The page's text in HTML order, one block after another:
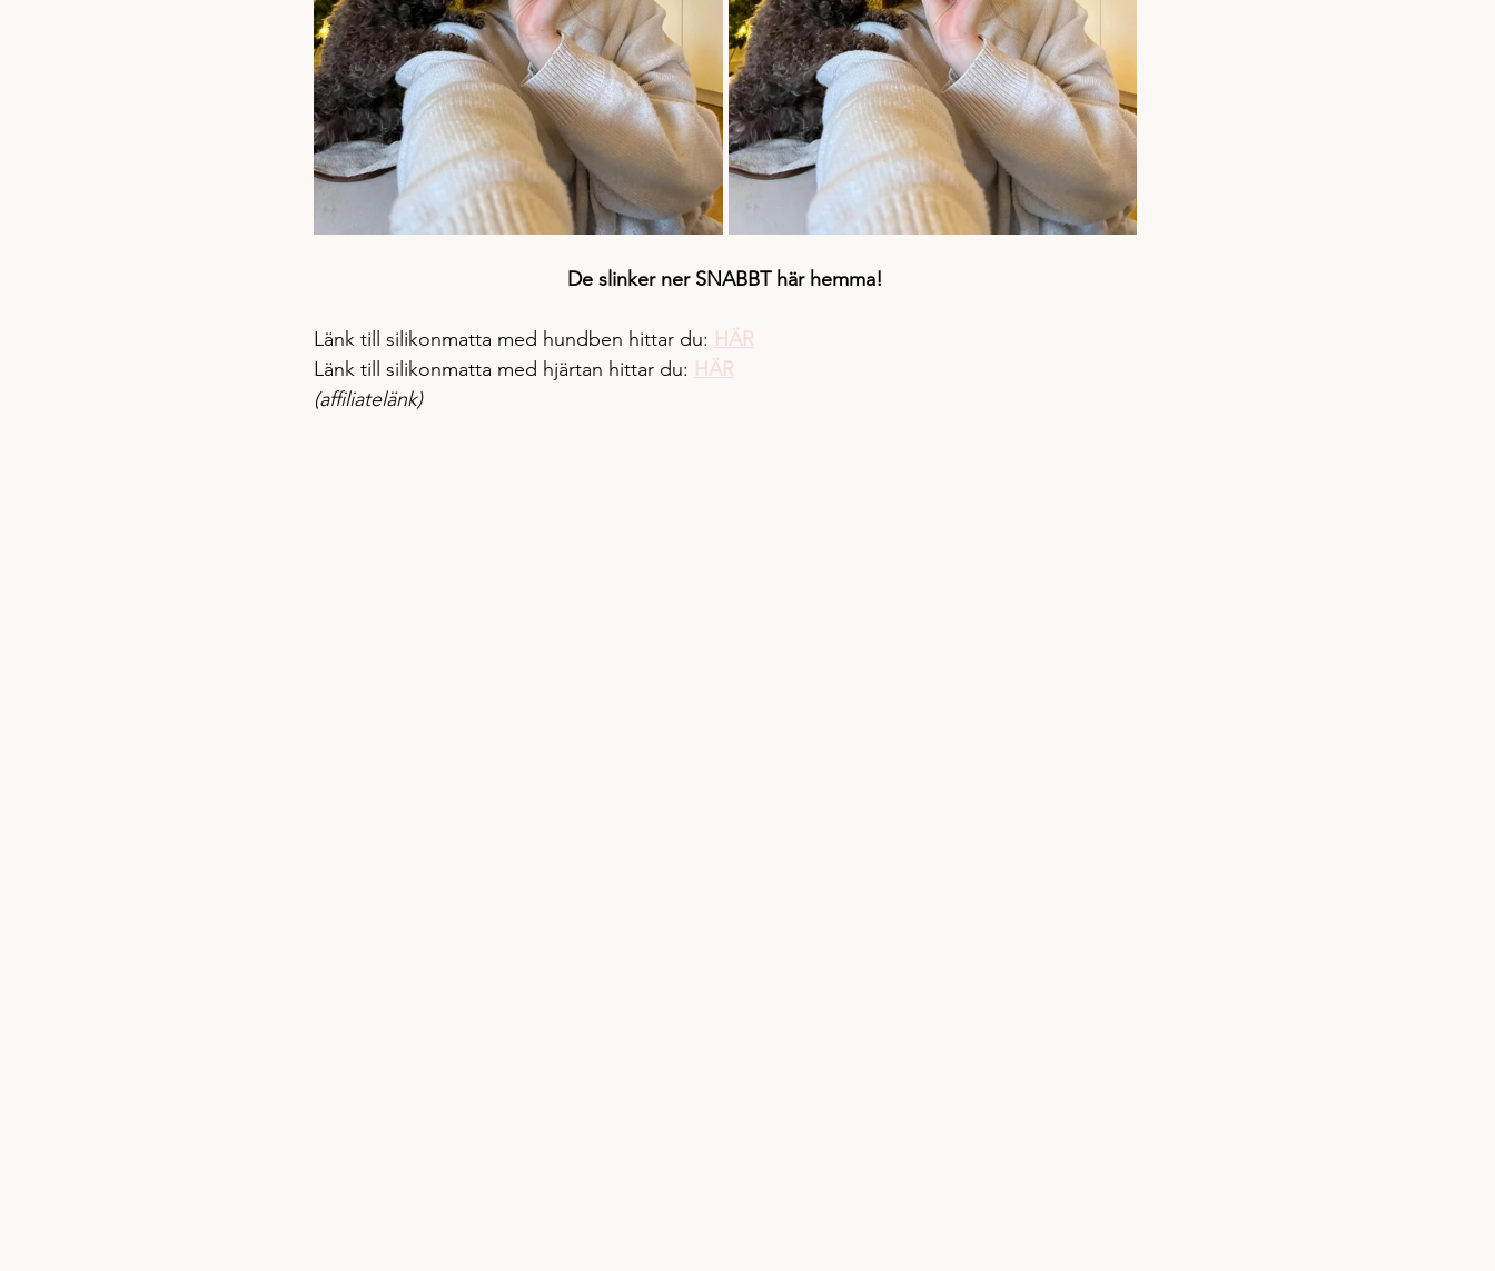
De slinker ner SNABBT här hemma!
Länk till silikonmatta med hundben hittar du: HÄR
Länk till silikonmatta med hjärtan hittar du: HÄR
(affiliatelänk)